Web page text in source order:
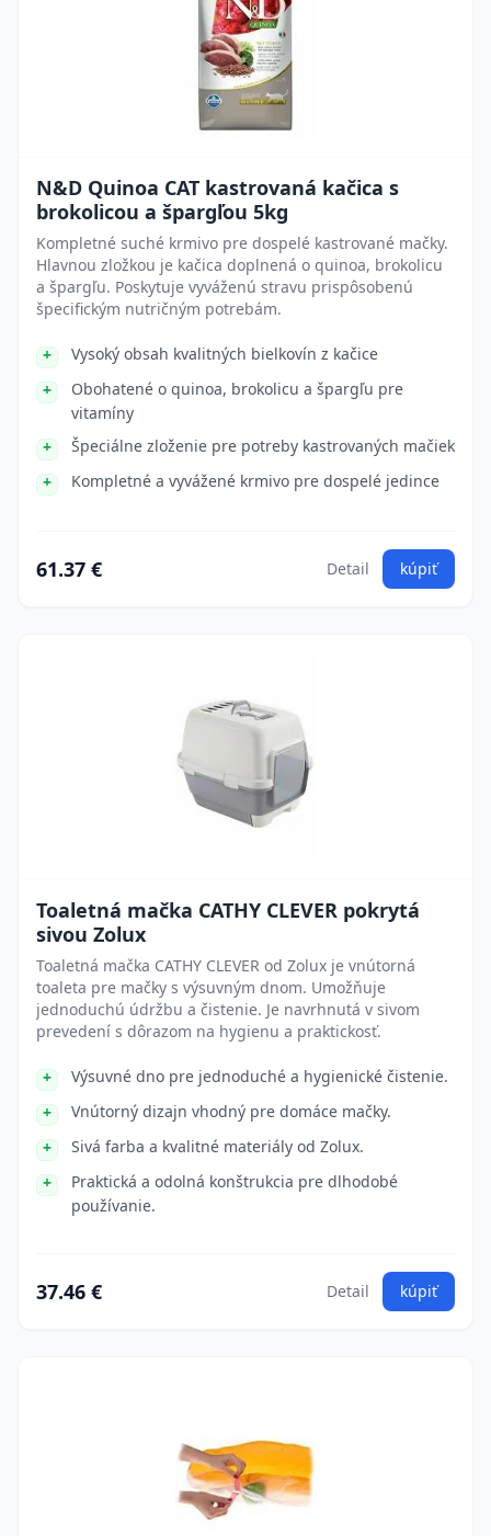
N&D Quinoa CAT kastrovaná kačica s
brokolicou a špargľou 5kg
Kompletné suché krmivo pre dospelé kastrované mačky.
Hlavnou zložkou je kačica doplnená o quinoa, brokolicu
a špargľu. Poskytuje vyváženú stravu prispôsobenú
špecifickým nutričným potrebám.
Vysoký obsah kvalitných bielkovín z kačice
Obohatené o quinoa, brokolicu a špargľu pre
vitamíny
Špeciálne zloženie pre potreby kastrovaných mačiek
Kompletné a vyvážené krmivo pre dospelé jedince
61.37 € Detail kúpiť
Toaletná mačka CATHY CLEVER pokrytá
sivou Zolux
Toaletná mačka CATHY CLEVER od Zolux je vnútorná
toaleta pre mačky s výsuvným dnom. Umožňuje
jednoduchú údržbu a čistenie. Je navrhnutá v sivom
prevedení s dôrazom na hygienu a praktickosť.
Výsuvné dno pre jednoduché a hygienické čistenie.
Vnútorný dizajn vhodný pre domáce mačky.
Sivá farba a kvalitné materiály od Zolux.
Praktická a odolná konštrukcia pre dlhodobé
používanie.
37.46 € Detail kúpiť